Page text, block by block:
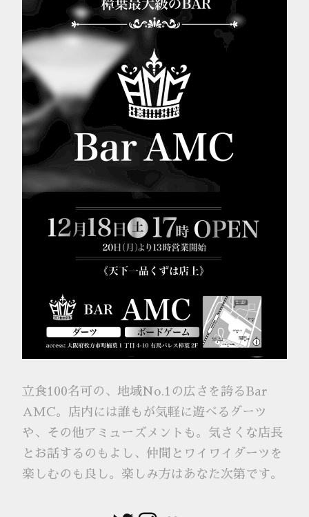
立食100名可の、地域No.1の広さを誇るBar
AMC。店内には誰もが気軽に遊べるダーツ
や、その他アミューズメントも。気さくな店長
とお話するのもよし、仲間とワイワイダーツを
楽しむのも良し。楽しみ方はあなた次第です。